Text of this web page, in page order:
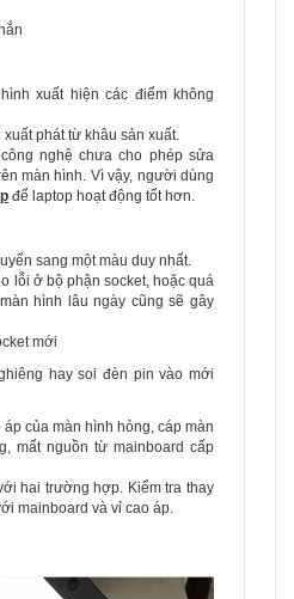
xuất hiện các điểm không
phát từ khâu sản xuất.
nghệ chưa cho phép sửa
màn hình. Vì vậy, người dùng
để laptop hoạt động tốt hơn.
sang một màu duy nhất.
lỗi ở bộ phận socket, hoặc quá
hình lâu ngày cũng sẽ gây
mới
hay soi đèn pin vào mới
của màn hình hỏng, cáp màn
mất nguồn từ mainboard cấp
hai trường hợp. Kiểm tra thay
mainboard và vỉ cao áp.